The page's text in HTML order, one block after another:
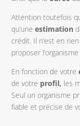
Attention toutefois
qu’uneestimation
crédit. Il n’est en
proposer
En fonction de votre
de votre profil, les
Seul un organisme
fiable et précise de